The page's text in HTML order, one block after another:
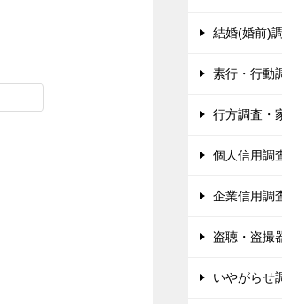
結婚(婚前)
素行・行動
行方調査・
個人信用調
企業信用調
盗聴・盗撮
いやがらせ